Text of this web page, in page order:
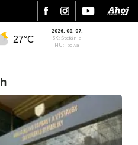
27°C
2026. 08. 07.
SK: Štefánia
HU: Ibolya